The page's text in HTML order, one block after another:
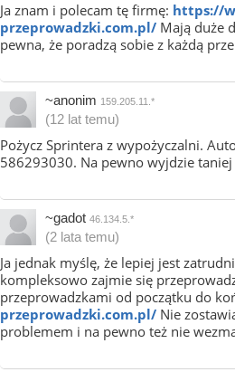
Ja znam i polecam tę firmę: https://
przeprowadzki.com.pl/ Mają duże
pewna, że poradzą sobie z każdą
~anonim 159.205.11.*
(12 lat temu)
Pożycz Sprintera z wypożyczalni.
586293030. Na pewno wyjdzie taniej
~gadot 46.134.5.*
(2 lata temu)
Ja jednak myślę, że lepiej jest
kompleksowo zajmie się
przeprowadzkami od początku do
przeprowadzki.com.pl/ Nie
problemem i na pewno też nie